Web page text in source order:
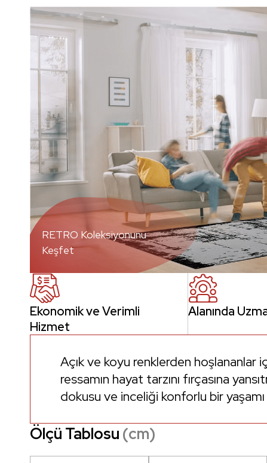
RETRO Koleksiyonunu
Keşfet
Ekonomik ve Verimli
Hizmet
Alanında
Açık ve koyu renklerden hoşlananlar
ressamın hayat tarzını fırçasına
dokusu ve inceliği konforlu bir
Ölçü Tablosu (cm)